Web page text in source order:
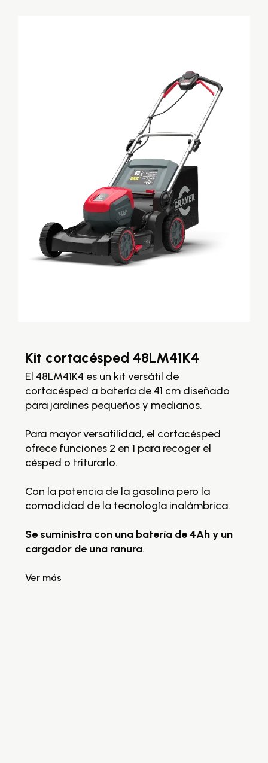
Kit cortacésped 48LM41K4
El 48LM41K4 es un kit versátil de
cortacésped a batería de 41 cm diseñado
para jardines pequeños y medianos.
Para mayor versatilidad, el cortacésped
ofrece funciones 2 en 1 para recoger el
césped o triturarlo.
Con la potencia de la gasolina pero la
comodidad de la tecnología inalámbrica.
Se suministra con una batería de 4Ah y un
cargador de una ranura.
Ver más